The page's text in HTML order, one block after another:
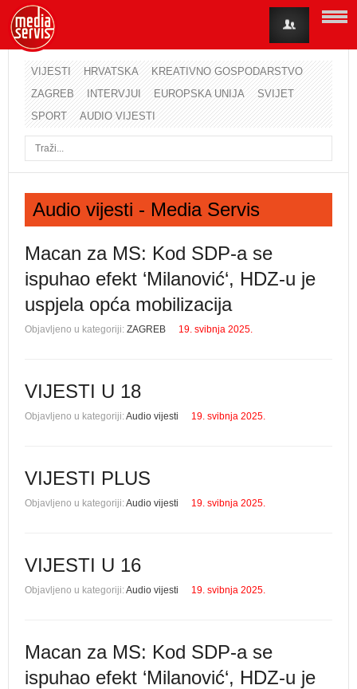
VIJESTI HRVATSKA
KREATIVNO GOSPODARSTVO
ZAGREB
INTERVJUI EUROPSKA UNIJA
SVIJET
SPORT
AUDIO VIJESTI
Audio vijesti - Media Servis
Macan za MS: Kod SDP-a se
ispuhao efekt ‘Milanović‘, HDZ-u je
uspjela opća mobilizacija
Objavljeno u kategoriji: ZAGREB 19. svibnja 2025.
VIJESTI U 18
Objavljeno u kategoriji:Audio vijesti 19. svibnja 2025.
VIJESTI PLUS
Objavljeno u kategoriji:Audio vijesti 19. svibnja 2025.
VIJESTI U 16
Objavljeno u kategoriji:Audio vijesti 19. svibnja 2025.
Macan za MS: Kod SDP-a se
ispuhao efekt ‘Milanović‘, HDZ-u je
Korisničko ime
Lozinka
Zaboravili ste lozinku? Zaboravili ste korisničko ime?